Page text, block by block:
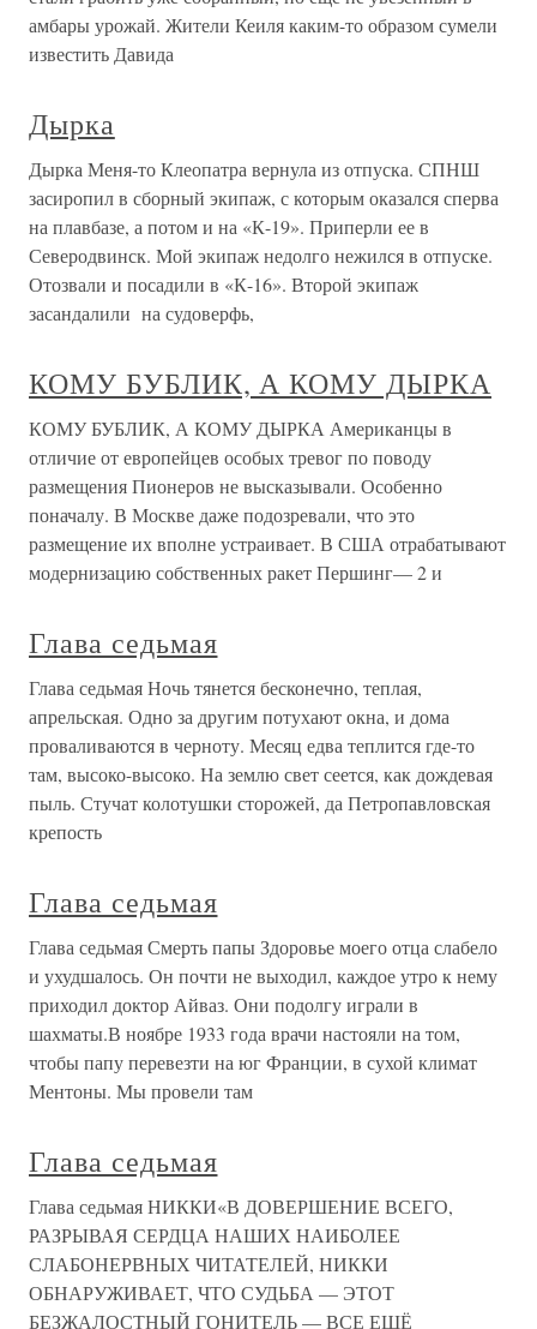
амбары урожай. Жители Кеиля каким-то образом сумели
известить Давида
Дырка
Дырка Меня-то Клеопатра вернула из отпуска. СПНШ
засиропил в сборный экипаж, с которым оказался сперва
на плавбазе, а потом и на «К-19». Приперли ее в
Северодвинск. Мой экипаж недолго нежился в отпуске.
Отозвали и посадили в «К-16». Второй экипаж
засандалили на судоверфь,
КОМУ БУБЛИК, А КОМУ ДЫРКА
КОМУ БУБЛИК, А КОМУ ДЫРКА Американцы в
отличие от европейцев особых тревог по поводу
размещения Пионеров не высказывали. Особенно
поначалу. В Москве даже подозревали, что это
размещение их вполне устраивает. В США отрабатывают
модернизацию собственных ракет Першинг— 2 и
Глава седьмая
Глава седьмая Ночь тянется бесконечно, теплая,
апрельская. Одно за другим потухают окна, и дома
проваливаются в черноту. Месяц едва теплится где-то
там, высоко-высоко. На землю свет сеется, как дождевая
пыль. Стучат колотушки сторожей, да Петропавловская
крепость
Глава седьмая
Глава седьмая Смерть папы Здоровье моего отца слабело
и ухудшалось. Он почти не выходил, каждое утро к нему
приходил доктор Айваз. Они подолгу играли в
шахматы.В ноябре 1933 года врачи настояли на том,
чтобы папу перевезти на юг Франции, в сухой климат
Ментоны. Мы провели там
Глава седьмая
Глава седьмая НИККИ«В ДОВЕРШЕНИЕ ВСЕГО,
РАЗРЫВАЯ СЕРДЦА НАШИХ НАИБОЛЕЕ
СЛАБОНЕРВНЫХ ЧИТАТЕЛЕЙ, НИККИ
ОБНАРУЖИВАЕТ, ЧТО СУДЬБА — ЭТОТ
БЕЗЖАЛОСТНЫЙ ГОНИТЕЛЬ — ВСЕ ЕЩЁ